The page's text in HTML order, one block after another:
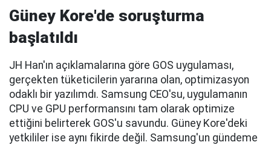
Güney Kore'de soruşturma
başlatıldı
JH Han'ın açıklamalarına göre GOS uygulaması,
gerçekten tüketicilerin yararına olan, optimizasyon
odaklı bir yazılımdı. Samsung CEO'su, uygulamanın
CPU ve GPU performansını tam olarak optimize
ettiğini belirterek GOS'u savundu. Güney Kore'deki
yetkililer ise aynı fikirde değil. Samsung'un gündeme